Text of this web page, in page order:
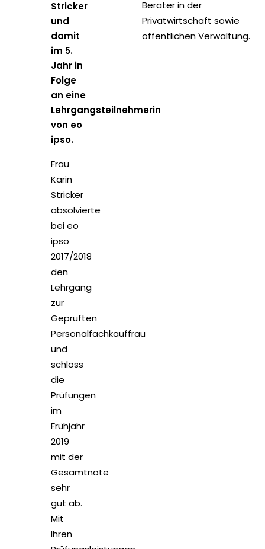
Stricker
und
damit
im 5.
Jahr in
Folge
an eine
Lehrgangsteilnehmerin
von eo
ipso.
Frau
Karin
Stricker
absolvierte
bei eo
ipso
2017/2018
den
Lehrgang
zur
Geprüften
Personalfachkauffrau
und
schloss
die
Prüfungen
im
Frühjahr
2019
mit der
Gesamtnote
sehr
gut ab.
Mit
Ihren
Berater in der
Privatwirtschaft sowie
öffentlichen Verwaltung.